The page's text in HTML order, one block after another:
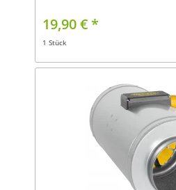
19,90 € *
1 Stück